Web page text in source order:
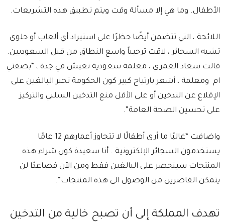
الأطفال. وما هي إلا مسألة وقت ويتم تطبيق هذه التشريعات.
اللائحة ، التي تتضمن أيضًا حظرًا على استيراد أي ألعاب أو حلوى
تشبه السجائر ، لاقت ترحيباً واسع النطاق من قبل السعوديين.
قالت سعاد العمري ، معلمة سعودية تعيش في جدة ، “بصفتي
ام ومعلمة ، أشعر بارتياح كبير كون الحكومة تجبر البالغين على
الإقلاع عن التدخين أو على الأقل منع التدخين السلبي والتركيز
على تحسين الصحة العامة”.
واضافت “غالبًا ما أرى أطفالًا لا تتجاوز أعمارهم 12 عامًا
يستخدمون السجائر الإلكترونية . أنا سعيدة كون شراء هذه
المنتجات سينحصر على البالغين فقط ومن الآن فصاعدًا لن
يتمكن القاصرين من الوصول الى هذه المنتجات”.
تهدف المملكة إلى أن تصبح خالية من التدخين